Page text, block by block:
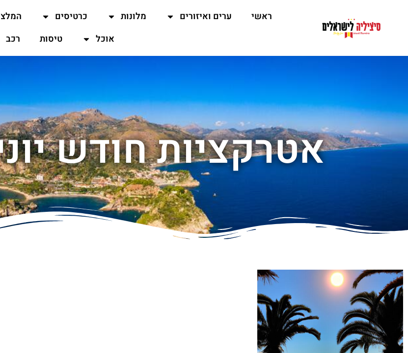
ראשי ערים ואיזורים מלונות כרטיסים
אוכל
טיסות רכב
אטרקציות חודש